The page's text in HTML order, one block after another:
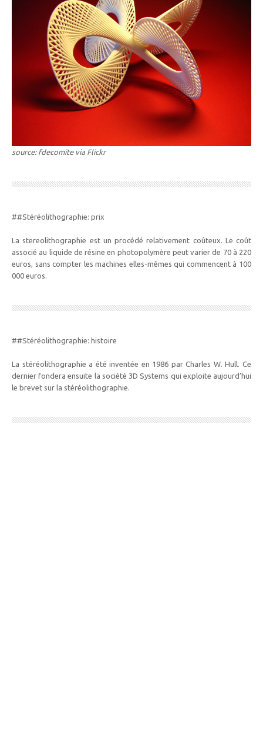
source: fdecomite via Flickr
##Stéréolithographie: prix
La stereolithographie est un procédé relativement coûteux. Le coût
associé au liquide de résine en photopolymère peut varier de 70 à 220
euros, sans compter les machines elles-mêmes qui commencent à 100
000 euros.
##Stéréolithographie: histoire
La stéréolithographie a été inventée en 1986 par Charles W. Hull. Ce
dernier fondera ensuite la société 3D Systems qui exploite aujourd’hui
le brevet sur la stéréolithographie.